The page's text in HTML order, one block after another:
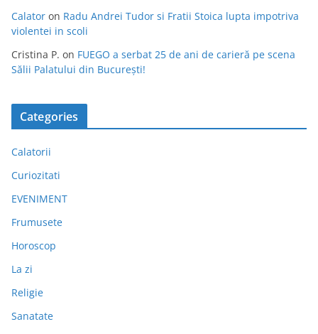
Calator on Radu Andrei Tudor si Fratii Stoica lupta impotriva
violentei in scoli
Cristina P. on FUEGO a serbat 25 de ani de carieră pe scena
Sălii Palatului din București!
Categories
Calatorii
Curiozitati
EVENIMENT
Frumusete
Horoscop
La zi
Religie
Sanatate